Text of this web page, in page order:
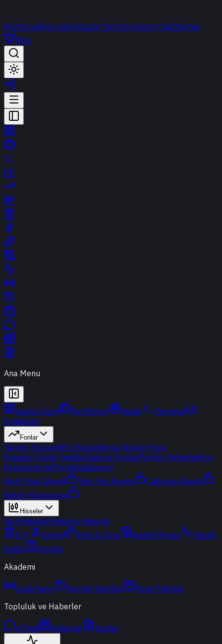
PortföyümFavorilerimCanlı YayınTerminalt-ChatDestek
PRO
Ana Menu
Günün Özeti Portföyüm Radar
Terminal
Endeksler
Fonlar
Yatırım FonlarıBES FonlarıBorsa Yatırım Fonu
Popüler Fonlar YeniBir Bakışta FonlarPortföy ŞirketleriFon
KarşılaştırmaFon Simülasyonu
Akıllı Para Sinyali
Ters Fon Arama
Çakışma Analizi
Sektör Rotasyonu
Hisseler
Yerli HisselerYabancı Hisseler
ETF
Kripto Altın & Döviz Vadeli Piyasa
Teknik
Analiz
Araçlar
Akademi
Canlı Yayın Geçmiş Yayınlar
Yayın Takvimi
Topluluk ve Haberler
t-Chat Haberler Yazılar